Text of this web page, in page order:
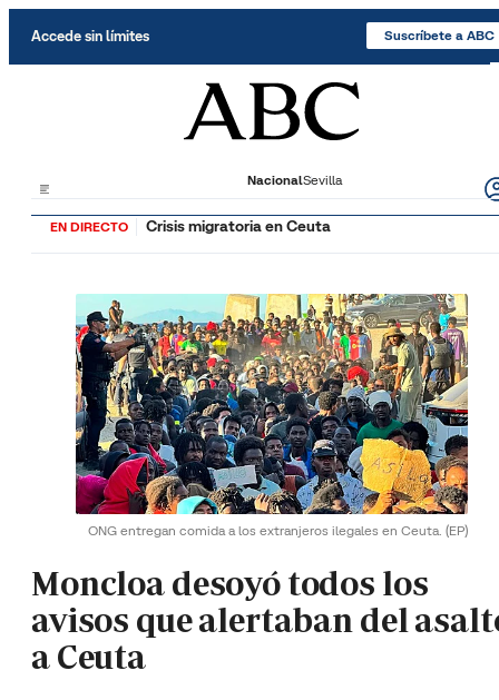
Accede sin límites Suscríbete a ABC
NacionalSevilla
EN DIRECTO Crisis migratoria en Ceuta
ONG entregan comida a los extranjeros ilegales en Ceuta. (EP)
Moncloa desoyó todos los
avisos que alertaban del
a Ceuta